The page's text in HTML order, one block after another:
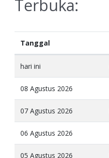
Terbuka:
Tanggal
hari ini
08 Agustus 2026
07 Agustus 2026
06 Agustus 2026
05 Agustus 2026